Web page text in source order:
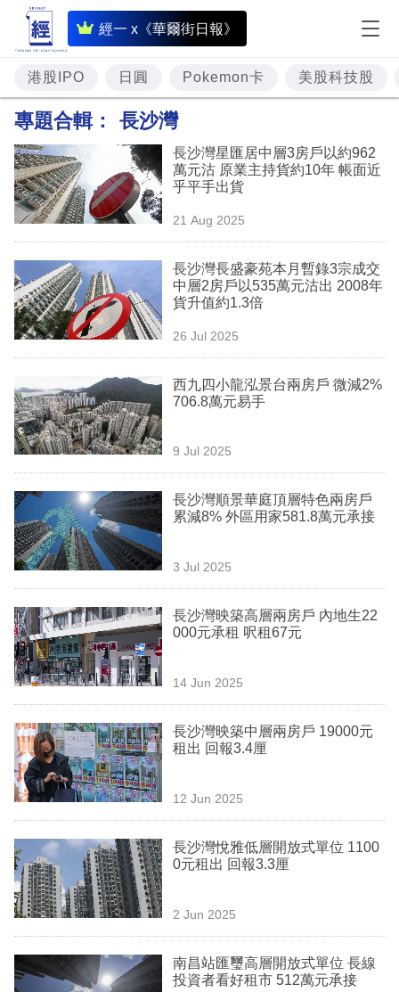
經一 x《華爾街日報》
即
時
財
經
投
資
樓
市
理
商
業
科
技
職
場
生
時
事
欄
訂
閱
區
港股IPO 日圓 Pokemon卡 美股科技股
專題合輯： 長沙灣
長沙灣星匯居中層3房戶以約962
萬元沽 原業主持貨約10年 帳面近
乎平手出貨
21 Aug 2025
長沙灣長盛豪苑本月暫錄3宗成交
中層2房戶以535萬元沽出 2008年
貨升值約1.3倍
26 Jul 2025
西九四小龍泓景台兩房戶 微減2%
706.8萬元易手
9 Jul 2025
長沙灣順景華庭頂層特色兩房戶
累減8% 外區用家581.8萬元承接
3 Jul 2025
長沙灣映築高層兩房戶 內地生22
000元承租 呎租67元
14 Jun 2025
長沙灣映築中層兩房戶 19000元
租出 回報3.4厘
12 Jun 2025
長沙灣悅雅低層開放式單位 1100
0元租出 回報3.3厘
2 Jun 2025
南昌站匯璽高層開放式單位 長線
投資者看好租市 512萬元承接